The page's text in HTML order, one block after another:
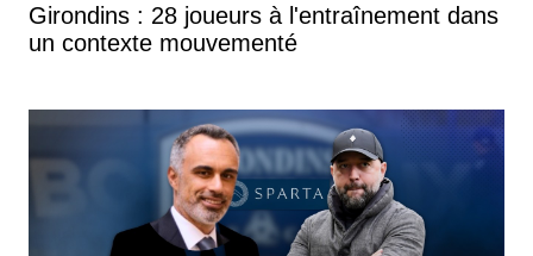
Girondins : 28 joueurs à l'entraînement dans
un contexte mouvementé